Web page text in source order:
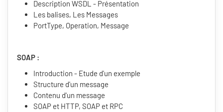
Description WSDL - Présentation
Les balises, Les Messages
PortType, Operation, Message
SOAP :
Introduction - Etude d'un exemple
Structure d'un message
Contenu d'un message
SOAP et HTTP, SOAP et RPC